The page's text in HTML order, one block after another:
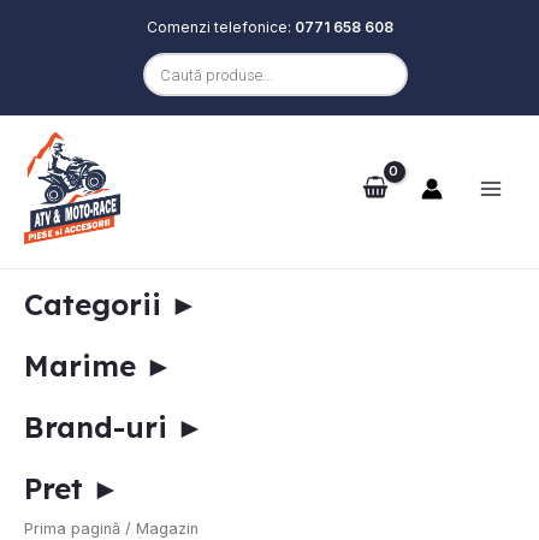
Skip
content
Comenzi telefonice: 0771 658 608
search
Categorii ►
Marime ►
Brand-uri ►
Pret ►
Prima pagină / Magazin